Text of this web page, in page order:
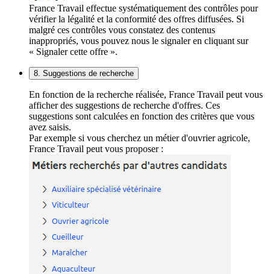
France Travail effectue systématiquement des contrôles pour
vérifier la légalité et la conformité des offres diffusées. Si
malgré ces contrôles vous constatez des contenus
inappropriés, vous pouvez nous le signaler en cliquant sur
« Signaler cette offre ».
8. Suggestions de recherche
En fonction de la recherche réalisée, France Travail peut vous
afficher des suggestions de recherche d'offres. Ces
suggestions sont calculées en fonction des critères que vous
avez saisis.
Par exemple si vous cherchez un métier d'ouvrier agricole,
France Travail peut vous proposer :